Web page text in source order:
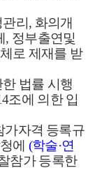
리 , 화의개
, 정부출연 및
로 제재를 받
법률 시행
조에 의한 입
가자격 등록규
에 (학술·연
참가 등록한